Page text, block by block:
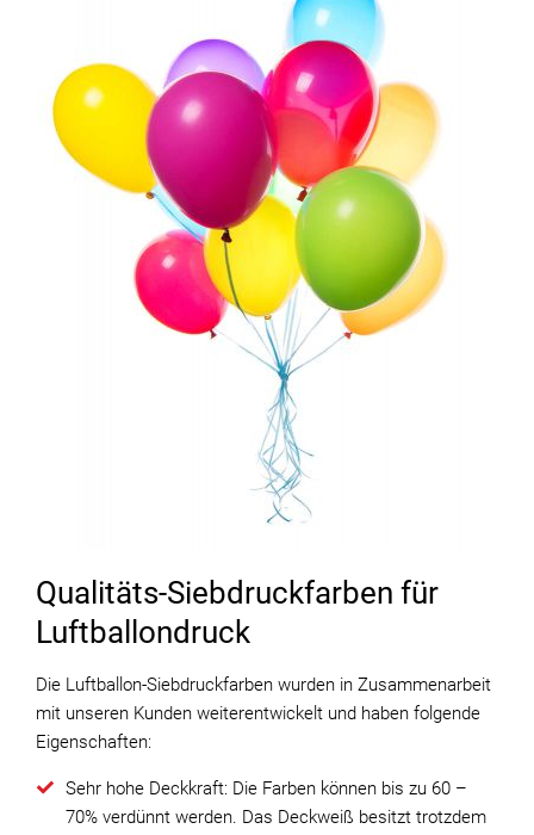
Qualitäts-Siebdruckfarben für
Luftballondruck
Die Luftballon-Siebdruckfarben wurden in Zusammenarbeit
mit unseren Kunden weiterentwickelt und haben folgende
Eigenschaften:
Sehr hohe Deckkraft: Die Farben können bis zu 60 –
70% verdünnt werden. Das Deckweiß besitzt trotzdem